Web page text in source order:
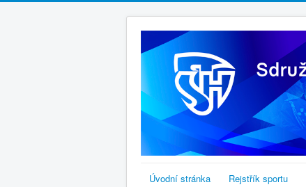
Úvodní stránka Rejstřík sportu